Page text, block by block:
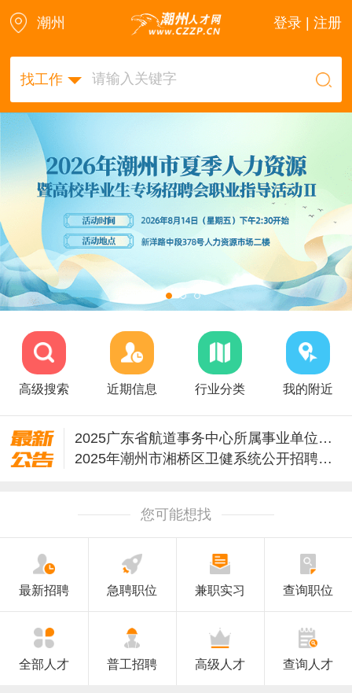
潮州 登录 | 注册
找工作
高级搜索 近期信息 行业分类 我的附近
2025广东省航道事务中心所属事业单位招聘124人公告
2025年潮州市湘桥区卫健系统公开招聘工作人员的公告
教育部直属事业单位2026年度公开招聘公告（应届生）
鼓励企业吸纳就业！潮州有这些政策→
您可能想找
最新招聘 急聘职位 兼职实习 查询职位
全部人才 普工招聘 高级人才 查询人才